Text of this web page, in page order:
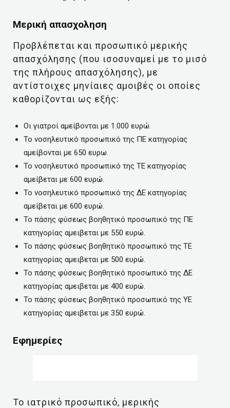
Μερική απασχοληση
Προβλέπεται και προσωπικό μερικής
απασχόλησης (που ισοσυναμεί με το μισό
της πλήρους απασχόλησης), με
αντίστοιχες μηνίαιες αμοιβές οι οποίες
καθορίζονται ως εξής:
Οι γιατροί αμείβονται με 1.000 ευρώ.
Το νοσηλευτικό προσωπικό της ΠΕ κατηγορίας
αμείβονται με 650 ευρω.
Το νοσηλευτικό προσωπικό της ΤΕ κατηγορίας
αμείβεται με 600 ευρώ.
Το νοσηλευτικό προσωπικό της ΔΕ κατηγορίας
αμείβεται με 600 ευρώ.
Το πάσης φύσεως βοηθητικό προσωπικό της ΠΕ
κατηγορίας αμειβεται με 550 ευρώ.
Το πάσης φύσεως βοηθητικό προσωπικό της ΤΕ
κατηγορίας αμειβεται με 500 ευρώ.
Το πάσης φύσεως βοηθητικό προσωπικό της ΔΕ
κατηγορίας αμειβεται με 400 ευρώ.
Το πάσης φύσεως βοηθητικό προσωπικό της ΥΕ
κατηγορίας αμειβεται με 350 ευρώ.
Εφημερίες
Το ιατρικό προσωπικό, μερικής